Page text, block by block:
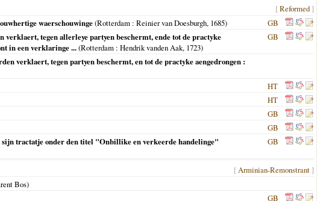
[Reformed ]
waerschouwinge(Rotterdam : Reinier van Doesburgh, 1685)
GB
verklaert, tegen allerleye partyen beschermt, ende tot de practyke
in een verklaringe ...(Rotterdam : Hendrik vanden Aak, 1723)
GB
verklaert, tegen partyen beschermt, en tot de practyke aengedrongen :
HT
HT
GB
GB
sijn tractatje onder den titel "Onbillike en verkeerde handelinge"
GB
[Arminian-Remonstrant ]
Bos)
GB